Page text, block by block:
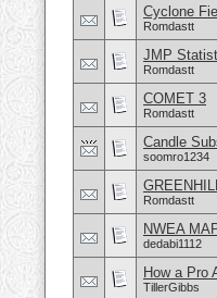
Cyclone
Romdastt
JMP
Romdastt
COMET 3
Romdastt
Candle
soomro1234
Romdastt
NWEA
dedabi1112
How a Pro
TillerGibbs